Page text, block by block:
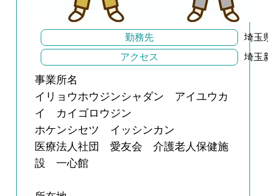
勤務先
埼玉
アクセス
埼玉
事業所名
イリョウホウジンシャダン アイユウカ
イ カイゴロウジン
ホケンシセツ イッシンカン
医療法人社団 愛友会 介護老人保健施
設 一心館